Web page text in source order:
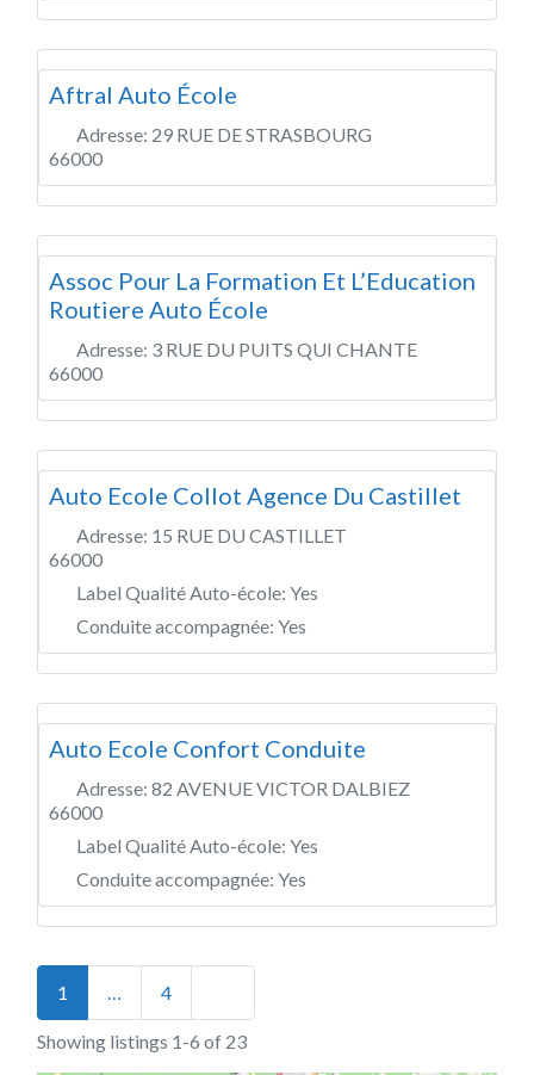
Aftral Auto École
Adresse: 29 RUE DE STRASBOURG
66000
Assoc Pour La Formation Et L’Education
Routiere Auto École
Adresse: 3 RUE DU PUITS QUI CHANTE
66000
Auto Ecole Collot Agence Du Castillet
Adresse: 15 RUE DU CASTILLET
66000
Label Qualité Auto-école: Yes
Conduite accompagnée: Yes
Auto Ecole Confort Conduite
Adresse: 82 AVENUE VICTOR DALBIEZ
66000
Label Qualité Auto-école: Yes
Conduite accompagnée: Yes
Posts navigation
1 4
Showing listings 1-6 of 23